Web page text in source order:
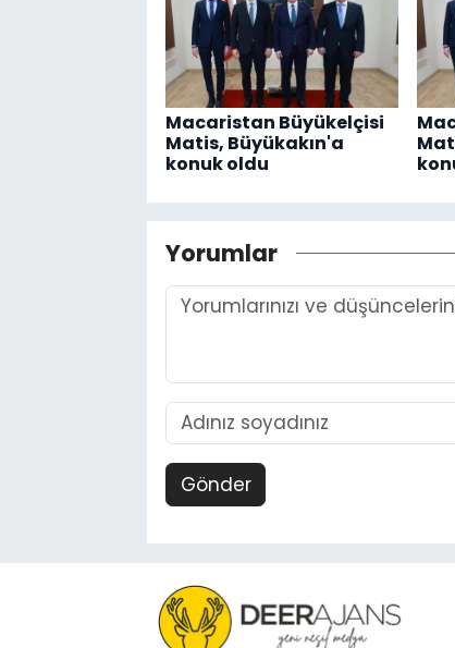
Macaristan Büyükelçisi
Matis, Büyükakın'a
konuk oldu
Yorumlar
Gönder